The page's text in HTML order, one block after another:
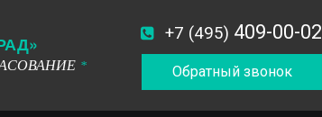
*
+7 (495) 409-00-02
Обратный звонок